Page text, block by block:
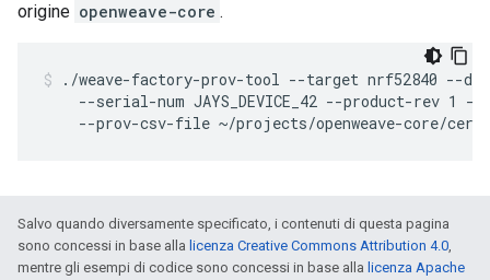
origine openweave-core .
./weave-factory-prov-tool --target nrf52840 --
--serial-num JAYS_DEVICE_42 --product-rev 1
--prov-csv-file ~/projects/openweave-core/
Salvo quando diversamente specificato, i contenuti di questa pagina
sono concessi in base alla licenza Creative Commons Attribution 4.0,
mentre gli esempi di codice sono concessi in base alla licenza Apache